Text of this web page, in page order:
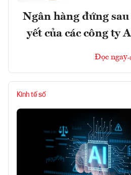
Ngân hàng đứng
yết của các công ty
Đọc ngay
Kinh tế số